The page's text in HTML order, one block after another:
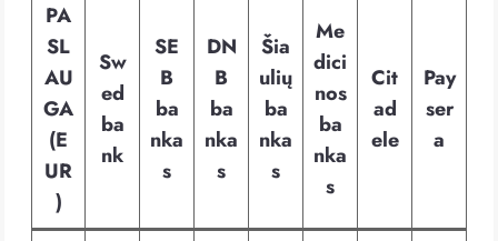
PA
SL
AU
GA
(E
UR
)
Sw
ed
ba
nk
SE
B
ba
nka
s
DN
B
ba
nka
s
Šia
ulių
ba
nka
s
Me
dici
nos
ba
nka
s
Cit
ad
ele
Pay
ser
a